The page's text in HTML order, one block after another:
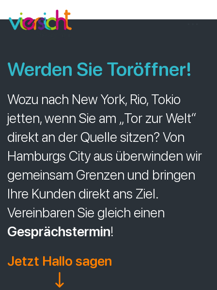
Inhalt
springen
Werden Sie Toröffner!
Wozu nach New York, Rio, Tokio
jetten, wenn Sie am „Tor zur Welt“
direkt an der Quelle sitzen? Von
Hamburgs City aus überwinden wir
gemeinsam Grenzen und bringen
Ihre Kunden direkt ans Ziel.
Vereinbaren Sie gleich einen
Gesprächstermin!
Jetzt Hallo sagen